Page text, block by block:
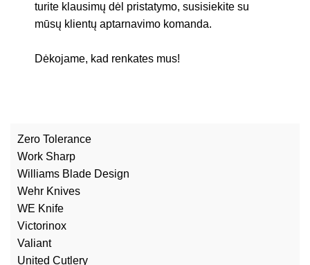
turite klausimų dėl pristatymo, susisiekite su
mūsų klientų aptarnavimo komanda.
Dėkojame, kad renkates mus!
Zero Tolerance
Work Sharp
Williams Blade Design
Wehr Knives
WE Knife
Victorinox
Valiant
United Cutlery